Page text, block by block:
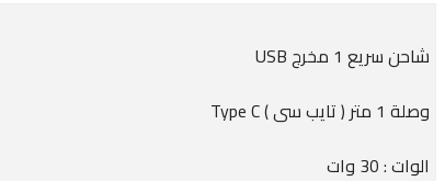
شاحن سريع 1 مخرج USB
وصلة 1 متر ( تايب سى ) Type C
الوات : 30 وات